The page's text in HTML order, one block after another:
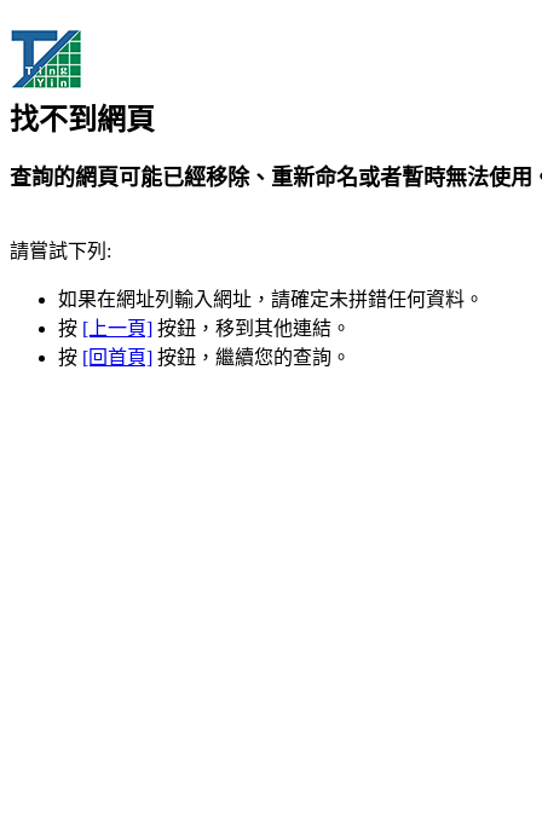
找不到網頁
查詢的網頁可能已經移除、重新命名或者暫時無法使用
請嘗試下列:
如果在網址列輸入網址，請確定未拼錯任何資料。
按 [上一頁] 按鈕，移到其他連結。
按 [回首頁] 按鈕，繼續您的查詢。